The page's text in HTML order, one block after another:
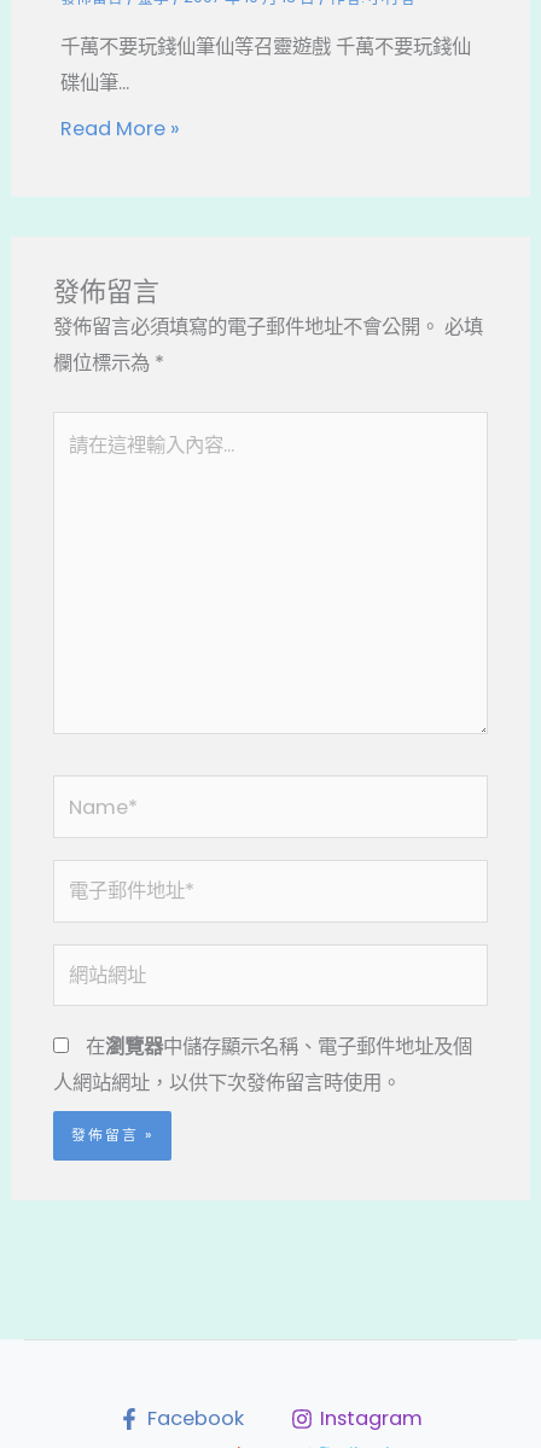
千萬不要玩錢仙筆仙等召靈遊戲 千萬不要玩錢仙
碟仙筆...
Read More »
發佈留言
發佈留言必須填寫的電子郵件地址不會公開。 必填
欄位標示為 *
郵
件
址
*
網
址
在瀏覽器中儲存顯示名稱、電子郵件地址及個
人網站網址，以供下次發佈留言時使用。
Facebook
Instagram